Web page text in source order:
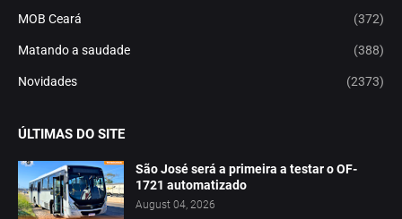
MOB Ceará (372)
Matando a saudade (388)
Novidades (2373)
ÚLTIMAS DO SITE
São José será a primeira a testar o OF-
1721 automatizado
August 04, 2026